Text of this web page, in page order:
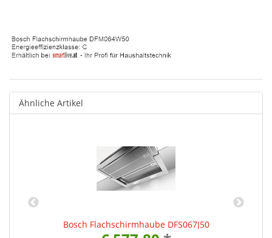
Ähnliche Artikel
Bosch Flachschirmhaube DFS067J50